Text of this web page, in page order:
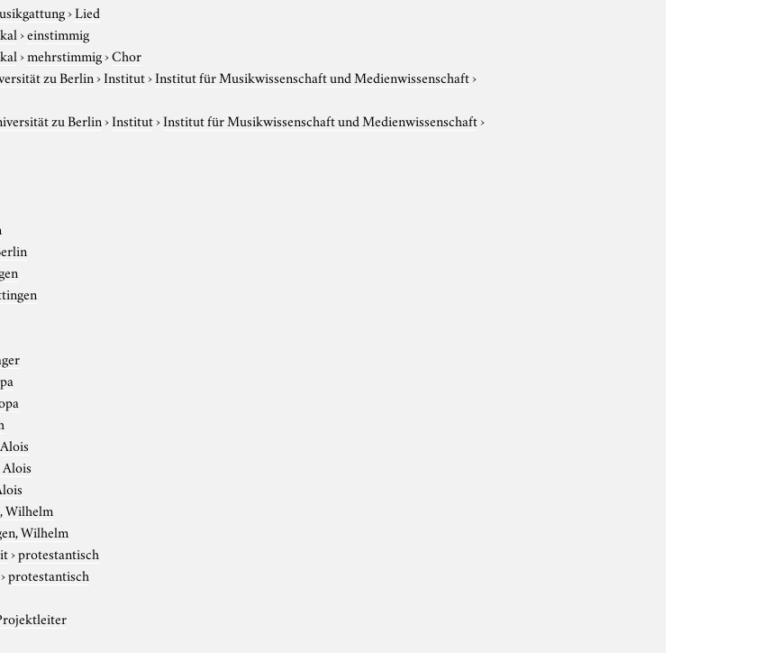
›Lied
›einstimmig
›mehrstimmig›Chor
zu Berlin›Institut›Institut für Musikwissenschaft und Medienwissenschaft›
zu Berlin›Institut›Institut für Musikwissenschaft und Medienwissenschaft›
Wilhelm
Wilhelm
›protestantisch
›protestantisch